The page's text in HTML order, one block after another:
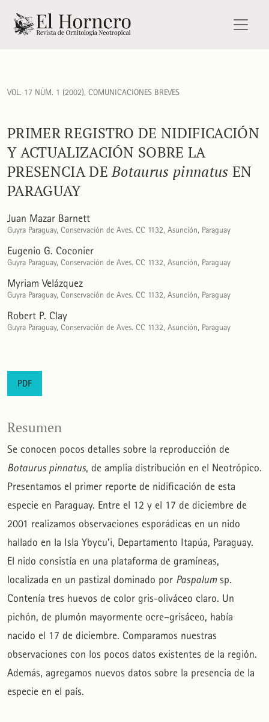
Primer registro de nidificación y actualización sobre la
VOL. 17 NÚM. 1 (2002), COMUNICACIONES BREVES
PRIMER REGISTRO DE NIDIFICACIÓN
Y ACTUALIZACIÓN SOBRE LA
PRESENCIA DEBotaurus pinnatus EN
PARAGUAY
Juan Mazar Barnett
Guyra Paraguay, Conservación de Aves. CC 1132, Asunción, Paraguay
Eugenio G. Coconier
Guyra Paraguay, Conservación de Aves. CC 1132, Asunción, Paraguay
Myriam Velázquez
Guyra Paraguay, Conservación de Aves. CC 1132, Asunción, Paraguay
Robert P. Clay
Guyra Paraguay, Conservación de Aves. CC 1132, Asunción, Paraguay
PDF
Resumen
Se conocen pocos detalles sobre la reproducción de
Botaurus pinnatus, de amplia distribución en el Neotrópico.
Presentamos el primer reporte de nidificación de esta
especie en Paraguay. Entre el 12 y el 17 de diciembre de
2001 realizamos observaciones esporádicas en un nido
hallado en la Isla Ybycu’i, Departamento Itapúa, Paraguay.
El nido consistía en una plataforma de gramíneas,
localizada en un pastizal dominado por Paspalumsp.
Contenía tres huevos de color gris-oliváceo claro. Un
pichón, de plumón mayormente ocre–grisáceo, había
nacido el 17 de diciembre. Comparamos nuestras
observaciones con los pocos datos existentes de la región.
Además, agregamos nuevos datos sobre la presencia de la
especie en el país.